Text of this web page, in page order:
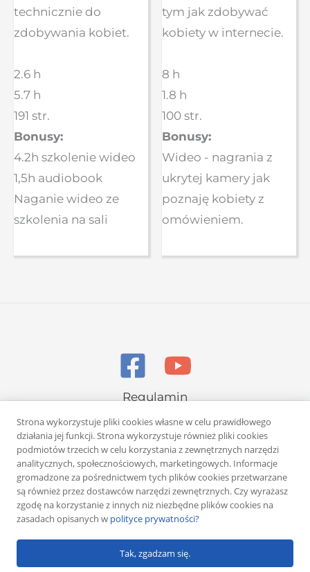
technicznie do
zdobywania kobiet.
2.6 h
5.7 h
191 str.
Bonusy:
4.2h szkolenie wideo
1,5h audiobook
Naganie wideo ze
szkolenia na sali
tym jak zdobywać
kobiety w internecie.
8 h
1.8 h
100 str.
Bonusy:
Wideo - nagrania z
ukrytej kamery jak
poznaję kobiety z
omówieniem.
Regulamin
Polityka prywatności
Copyright © 2026 Rafał Żuber
Powered byKlub eMarketera
Strona wykorzystuje pliki cookies własne w celu prawidłowego
działania jej funkcji. Strona wykorzystuje również pliki cookies
podmiotów trzecich w celu korzystania z zewnętrznych narzędzi
analitycznych, społecznościowych, marketingowych. Informacje
gromadzone za pośrednictwem tych plików cookies przetwarzane
są również przez dostawców narzędzi zewnętrznych. Czy wyrażasz
zgodę na korzystanie z innych niż niezbędne plików cookies na
zasadach opisanych w polityce prywatności?
Tak, zgadzam się.